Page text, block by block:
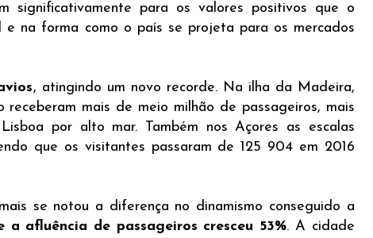
significativamente para os valores positivos que o
e na forma como o país se projeta para os mercados
, atingindo um novo recorde. Na ilha da Madeira,
mais de meio milhão de passageiros, mais
por alto mar. Também nos Açores as escalas
que os visitantes passaram de 125 904 em 2016
se notou a diferença no dinamismo conseguido a
a afluência de passageiros cresceu 53%. A cidade